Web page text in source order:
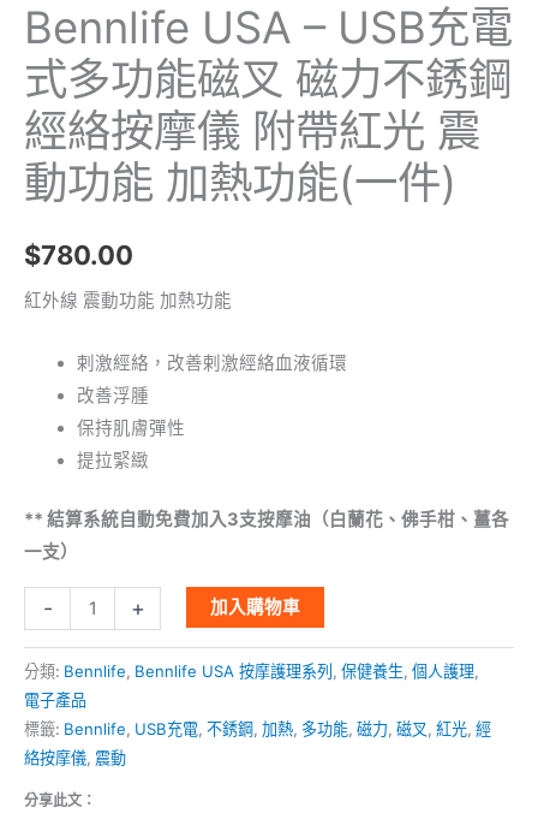
Bennlife USA – USB充電
式多功能磁叉 磁力不銹鋼
經絡按摩儀 附帶紅光 震
動功能 加熱功能(一件)
$780.00
紅外線 震動功能 加熱功能
剌激經絡，改善剌激經絡血液循環
改善浮腫
保持肌膚彈性
提拉緊緻
** 結算系統自動免費加入3支按摩油（白蘭花、佛手柑、薑各
一支）
-
附
紅
光
震
動
能
加
量
+ 加入購物車
分類: Bennlife, Bennlife USA 按摩護理系列 , 保健養生, 個人護理,
電子產品
標籤: Bennlife, USB充電, 不銹鋼, 加熱, 多功能, 磁力, 磁叉, 紅光, 經
絡按摩儀, 震動
分享此文：